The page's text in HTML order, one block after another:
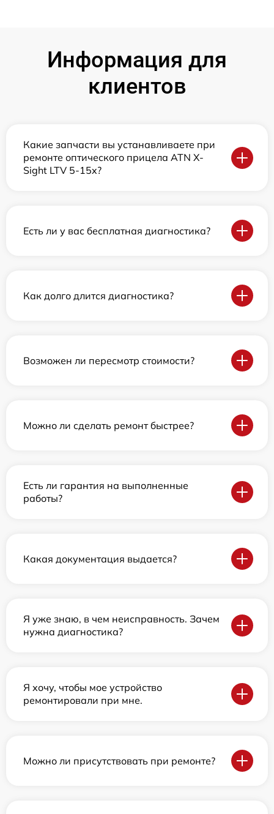
Информация для
клиентов
Какие запчасти вы устанавливаете при
ремонте оптического прицела ATN X-
Sight LTV 5-15x?
Есть ли у вас бесплатная диагностика?
Как долго длится диагностика?
Возможен ли пересмотр стоимости?
Можно ли сделать ремонт быстрее?
Есть ли гарантия на выполненные
работы?
Какая документация выдается?
Я уже знаю, в чем неисправность. Зачем
нужна диагностика?
Я хочу, чтобы мое устройство
ремонтировали при мне.
Можно ли присутствовать при ремонте?